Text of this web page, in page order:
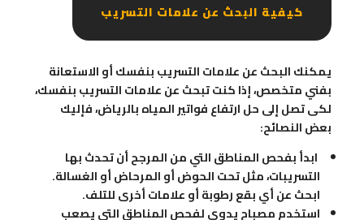
كيفية البحث عن علامات التسريب
يمكنك البحث عن علامات التسريب بنفسك أو الاستعانة
بفني متخصص، إذا كنت تبحث عن علامات التسريب بنفسك،
لكى تصل إلى حل ارتفاع فواتير المياه بالرياض، فإليك
بعض النصائح:
ابدأ بفحص المناطق التي من المرجح أن تحدث بها
التسريبات، مثل تحت الحوض أو المرحاض أو الغسالة.
ابحث عن أي بقع رطوبة أو علامات أخرى للتلف.
استخدم مصباح يدوي لفحص المناطق التي يصعب